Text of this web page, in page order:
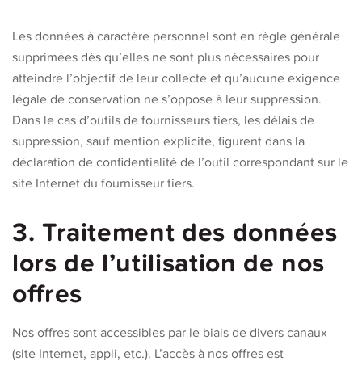
Les données à caractère personnel sont en règle générale
supprimées dès qu’elles ne sont plus nécessaires pour
atteindre l’objectif de leur collecte et qu’aucune exigence
légale de conservation ne s’oppose à leur suppression.
Dans le cas d’outils de fournisseurs tiers, les délais de
suppression, sauf mention explicite, figurent dans la
déclaration de confidentialité de l’outil correspondant sur le
site Internet du fournisseur tiers.
3. Traitement des données
lors de l’utilisation de nos
offres
Nos offres sont accessibles par le biais de divers canaux
(site Internet, appli, etc.). L’accès à nos offres est